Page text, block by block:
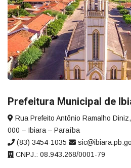
Prefeitura Municipal de
Rua Prefeito Antônio Ramalho
000 – Ibiara – Paraíba
(83) 3454-1035
CNPJ.: 08.943.268/0001-79